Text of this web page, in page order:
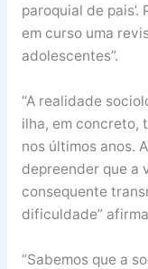
paroquial de
em curso uma
adolescentes”.
“A realidade
ilha, em concreto,
nos últimos anos.
depreender que a
consequente
dificuldade”
“Sabemos que a